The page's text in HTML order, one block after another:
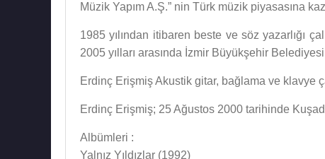
Müzik Yapım A.Ş.” nin Türk müzik piyasasına
1985 yılından itibaren beste ve söz yazarlığı
2005 yılları arasında İzmir Büyükşehir
Erdinç Erişmiş Akustik gitar, bağlama ve klavye
Erdinç Erişmiş; 25 Ağustos 2000 tarihinde
Albümleri :
Yalnız Yıldızlar (1992)